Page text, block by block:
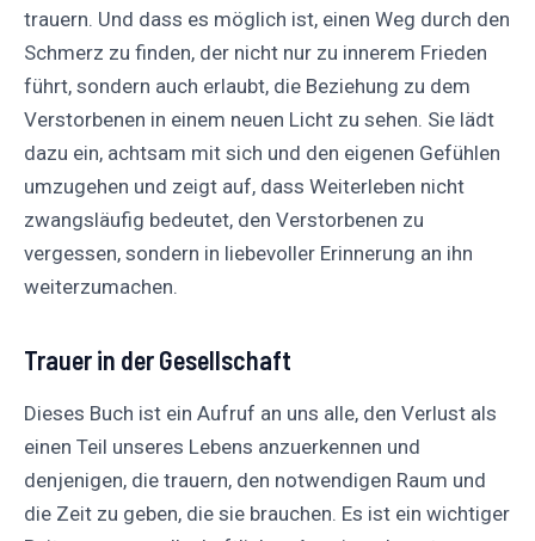
trauern. Und dass es möglich ist, einen Weg durch den
Schmerz zu finden, der nicht nur zu innerem Frieden
führt, sondern auch erlaubt, die Beziehung zu dem
Verstorbenen in einem neuen Licht zu sehen. Sie lädt
dazu ein, achtsam mit sich und den eigenen Gefühlen
umzugehen und zeigt auf, dass Weiterleben nicht
zwangsläufig bedeutet, den Verstorbenen zu
vergessen, sondern in liebevoller Erinnerung an ihn
weiterzumachen.
Trauer in der Gesellschaft
Dieses Buch ist ein Aufruf an uns alle, den Verlust als
einen Teil unseres Lebens anzuerkennen und
denjenigen, die trauern, den notwendigen Raum und
die Zeit zu geben, die sie brauchen. Es ist ein wichtiger